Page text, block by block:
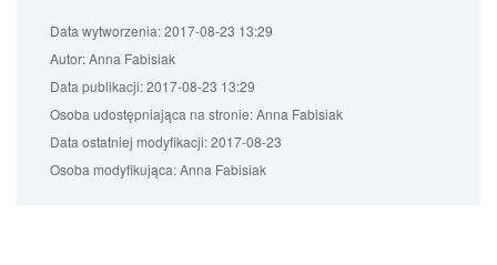
Data wytworzenia:2017-08-23 13:29
Autor:Anna Fabisiak
Data publikacji:2017-08-23 13:29
Osoba udostępniająca na stronie:Anna Fabisiak
Data ostatniej modyfikacji:2017-08-23
Osoba modyfikująca:Anna Fabisiak